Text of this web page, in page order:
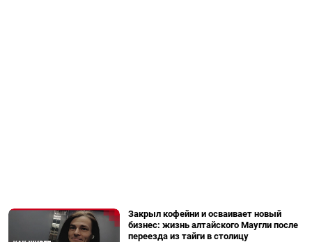
Закрыл кофейни и осваивает новый
бизнес: жизнь алтайского Маугли после
переезда из тайги в столицу